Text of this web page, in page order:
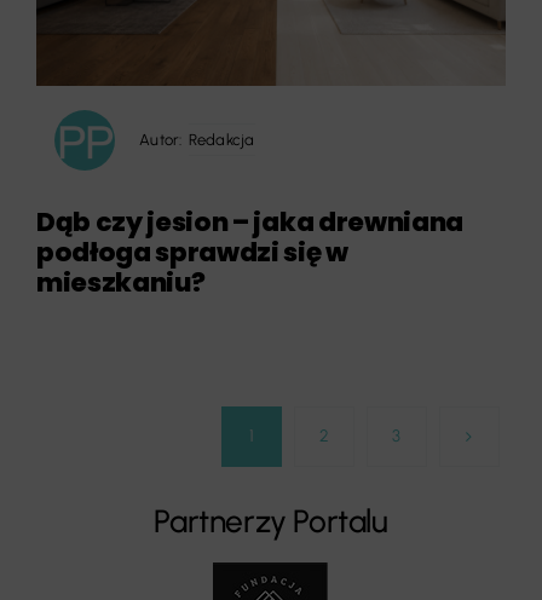
Autor: Redakcja
Dąb czy jesion – jaka drewniana
podłoga sprawdzi się w
mieszkaniu?
1 2 3
Partnerzy Portalu